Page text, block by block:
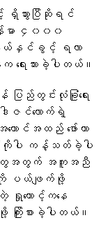
သွားပြီဆိုရင်
မာ ၄၀၀၀
ယ်နှင်ခွင့် ရလာ
ေးသားခဲ့ပါတယ်။
ပြည်တွင်းလုံခြုံရေး
ါဇင်လောက်ရဲ့
ောင်အထည် ဖော်တာ
ကိုပါ ကန့်သတ်ခဲ့ပါ
ျသူတွေအတွက် အကူအညီ
ကို ပယ်ဖျက်ဖို့
ရှုထောင့်ကနေ
ြိုးစားခဲ့ပါတယ်။